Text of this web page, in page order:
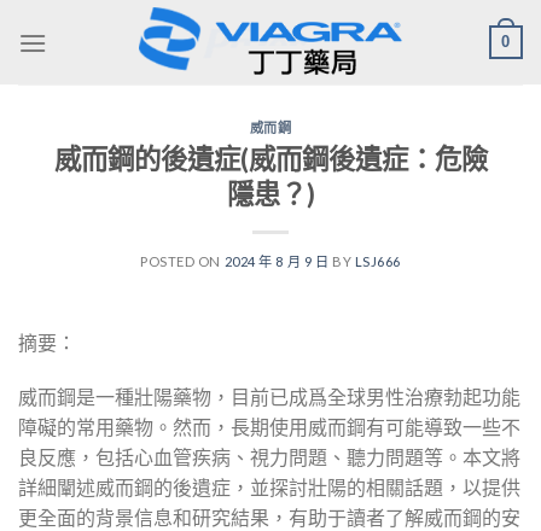
0
威而鋼
威而鋼的後遺症(威而鋼後遺症：危險
隱患？)
POSTED ON 2024 年 8 月 9 日 BY LSJ666
摘要：
威而鋼是一種壯陽藥物，目前已成爲全球男性治療勃起功能
障礙的常用藥物。然而，長期使用威而鋼有可能導致一些不
良反應，包括心血管疾病、視力問題、聽力問題等。本文將
詳細闡述威而鋼的後遺症，並探討壯陽的相關話題，以提供
更全面的背景信息和研究結果，有助于讀者了解威而鋼的安